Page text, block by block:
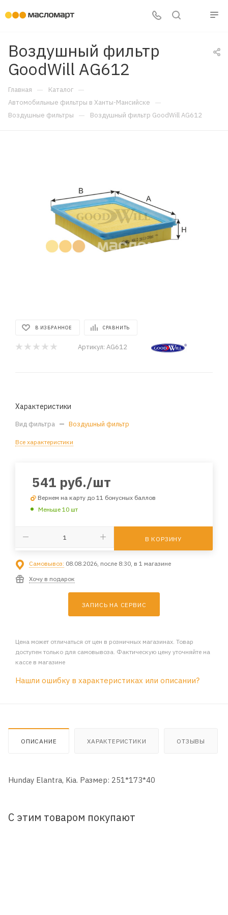
Воздушный фильтр
GoodWill AG612
Главная — Каталог —
Автомобильные фильтры в Ханты-Мансийске —
Воздушные фильтры — Воздушный фильтр GoodWill AG612
В ИЗБРАННОЕ СРАВНИТЬ
Артикул: AG612
Характеристики
Вид фильтра — Воздушный фильтр
Все характеристики
541 руб./шт
Вернем на карту до 11 бонусных баллов
Меньше 10 шт
В КОРЗИНУ
Самовывоз: 08.08.2026, после 8:30, в 1 магазине
Хочу в подарок
ЗАПИСЬ НА СЕРВИС
Цена может отличаться от цен в розничных магазинах. Товар
доступен только для самовывоза. Фактическую цену уточняйте на
кассе в магазине
Нашли ошибку в характеристиках или описании?
ОПИСАНИЕ ХАРАКТЕРИСТИКИ ОТЗЫВЫ
Hunday Elantra, Kia. Размер: 251*173*40
С этим товаром покупают